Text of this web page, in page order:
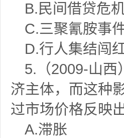
B. 民间借贷危
C.三聚氰胺事
D.行人集结闯
5. （2009-山西
济主体，而这种
过市场价格反映
A.滞胀